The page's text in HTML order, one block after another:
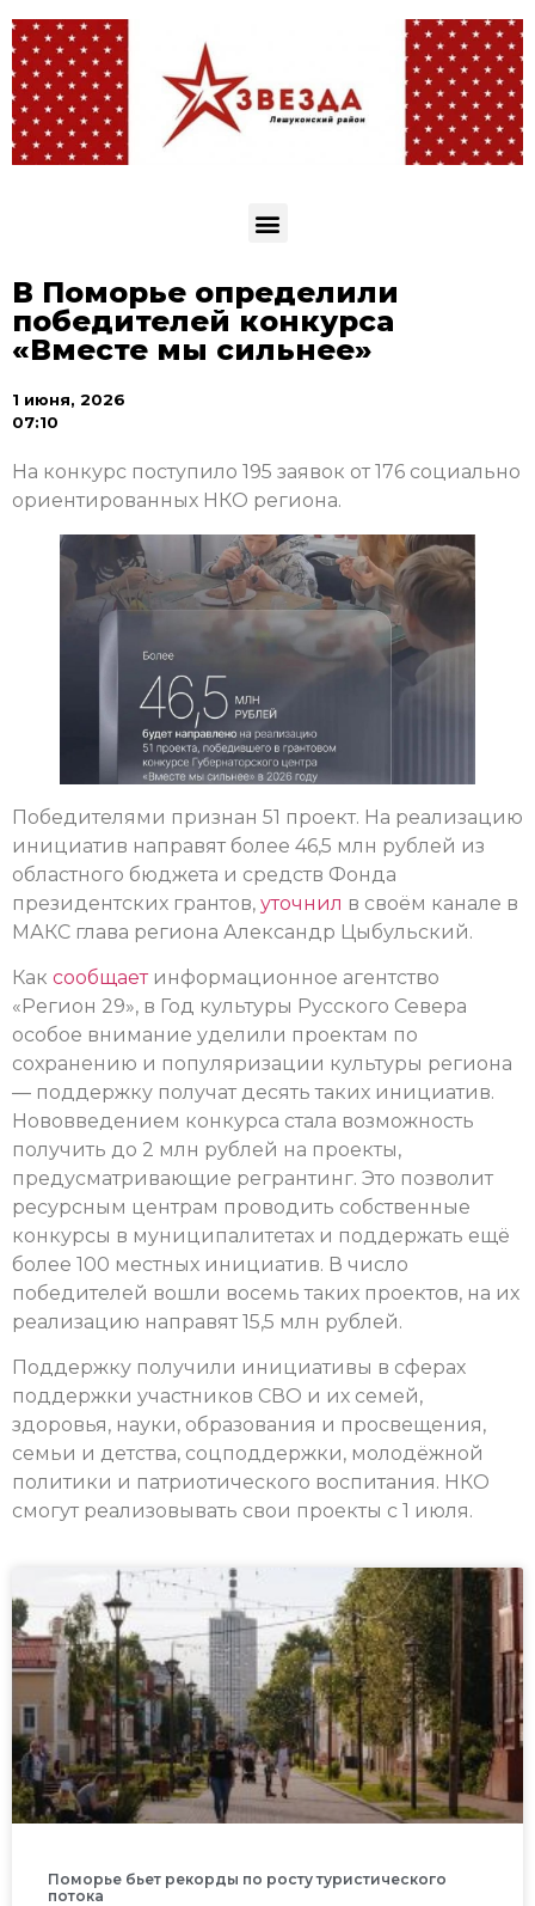
В Поморье определили
победителей конкурса
«Вместе мы сильнее»
1 июня, 2026
07:10
На конкурс поступило 195 заявок от 176 социально
ориентированных НКО региона.
Победителями признан 51 проект. На реализацию
инициатив направят более 46,5 млн рублей из
областного бюджета и средств Фонда
президентских грантов, уточнил в своём канале в
МАКС глава региона Александр Цыбульский.
Как сообщаетинформационное агентство
«Регион 29», в Год культуры Русского Севера
особое внимание уделили проектам по
сохранению и популяризации культуры региона
— поддержку получат десять таких инициатив.
Нововведением конкурса стала возможность
получить до 2 млн рублей на проекты,
предусматривающие регрантинг. Это позволит
ресурсным центрам проводить собственные
конкурсы в муниципалитетах и поддержать ещё
более 100 местных инициатив. В число
победителей вошли восемь таких проектов, на их
реализацию направят 15,5 млн рублей.
Поддержку получили инициативы в сферах
поддержки участников СВО и их семей,
здоровья, науки, образования и просвещения,
семьи и детства, соцподдержки, молодёжной
политики и патриотического воспитания. НКО
смогут реализовывать свои проекты с 1 июля.
Поморье бьет рекорды по росту туристического
потока